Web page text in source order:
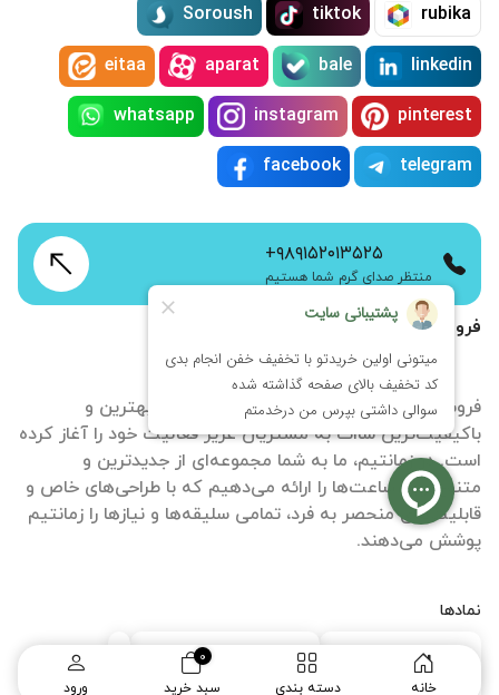
خانه دسته بندی سبد خرید
0
ورود
فروشگاه اینترنتی زمانتیم
فروشگاه آنلاین ساعت زمانتیم با هدف ارائه بهترین و
باکیفیت‌ترین ساات‌ به مشتریان عزیز فعالیت خود را آغاز کرده
است. در زمانتیم، ما به شما مجموعه‌ای از جدیدترین و
متنوع‌ترین ساعت‌ها را ارائه می‌دهیم که با طراحی‌های خاص و
قابلیت‌های منحصر به فرد، تمامی سلیقه‌ها و نیازها را زمانتیم
پوشش می‌دهند.
نمادها
rubika
tiktok
Soroush
linkedin
bale
aparat
eitaa
pinterest
instagram
whatsapp
telegram
facebook
+۹۸۹۱۵۲۰۱۳۵۲۵
منتظر صدای گرم شما هستیم